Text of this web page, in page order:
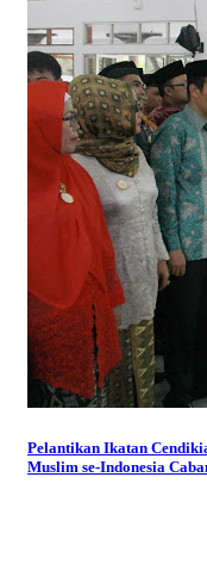
Pelantikan Ikatan
Muslim se-Indonesia